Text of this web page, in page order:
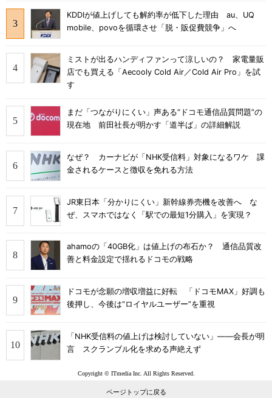
KDDIが値上げしても解約率が低下した理由 au、UQ
mobile、povoを循環させ「脱・販促費競争」へ
ミストが出るハンディファンって涼しいの？ 家電量販
店でも買える「Aecooly Cold Air／Cold Air Pro」を試
す
まだ「つながりにくい」声ある“ドコモ通信品質問題”の
現在地 前田社長が明かす「道半ば」の詳細解説
なぜ？ カーナビが「NHK受信料」対象になるワケ 課
金されるケースと徴収を免れる方法
JR東日本「分かりにくい」新幹線券売機を改善へ な
ぜ、スマホではなく「駅での最短1分購入」を実現？
ahamoの「40GB化」は値上げの布石か？ 通信品質改
善と料金設定で揺れるドコモの戦略
ドコモが念願の増収増益に好転 「ドコモMAX」好調も
後押し、今後は“ロイヤルユーザー”を重視
「NHK受信料の値上げは検討していない」――会長が明
言 スクランブル化を求める声絶えず
Copyright © ITmedia Inc. All Rights Reserved.
ページトップに戻る